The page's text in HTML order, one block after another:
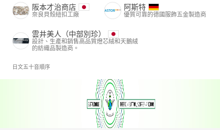
阪本才治商店
奈良貝殼紐扣工廠
阿斯特
優質可靠的德國服飾五金製造商
雲井美人（中部別珍）
設計、生產和銷售高品質燈芯絨和天鵝絨
的紡織品製造商。
日文五十音順序